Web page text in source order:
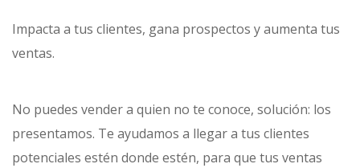
Impacta a tus clientes, gana prospectos y aumenta tus
ventas.
No puedes vender a quien no te conoce, solución: los
presentamos. Te ayudamos a llegar a tus clientes
potenciales estén donde estén, para que tus ventas